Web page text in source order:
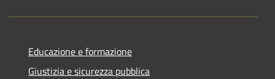
Educazione e formazione
Giustizia e sicurezza pubblica